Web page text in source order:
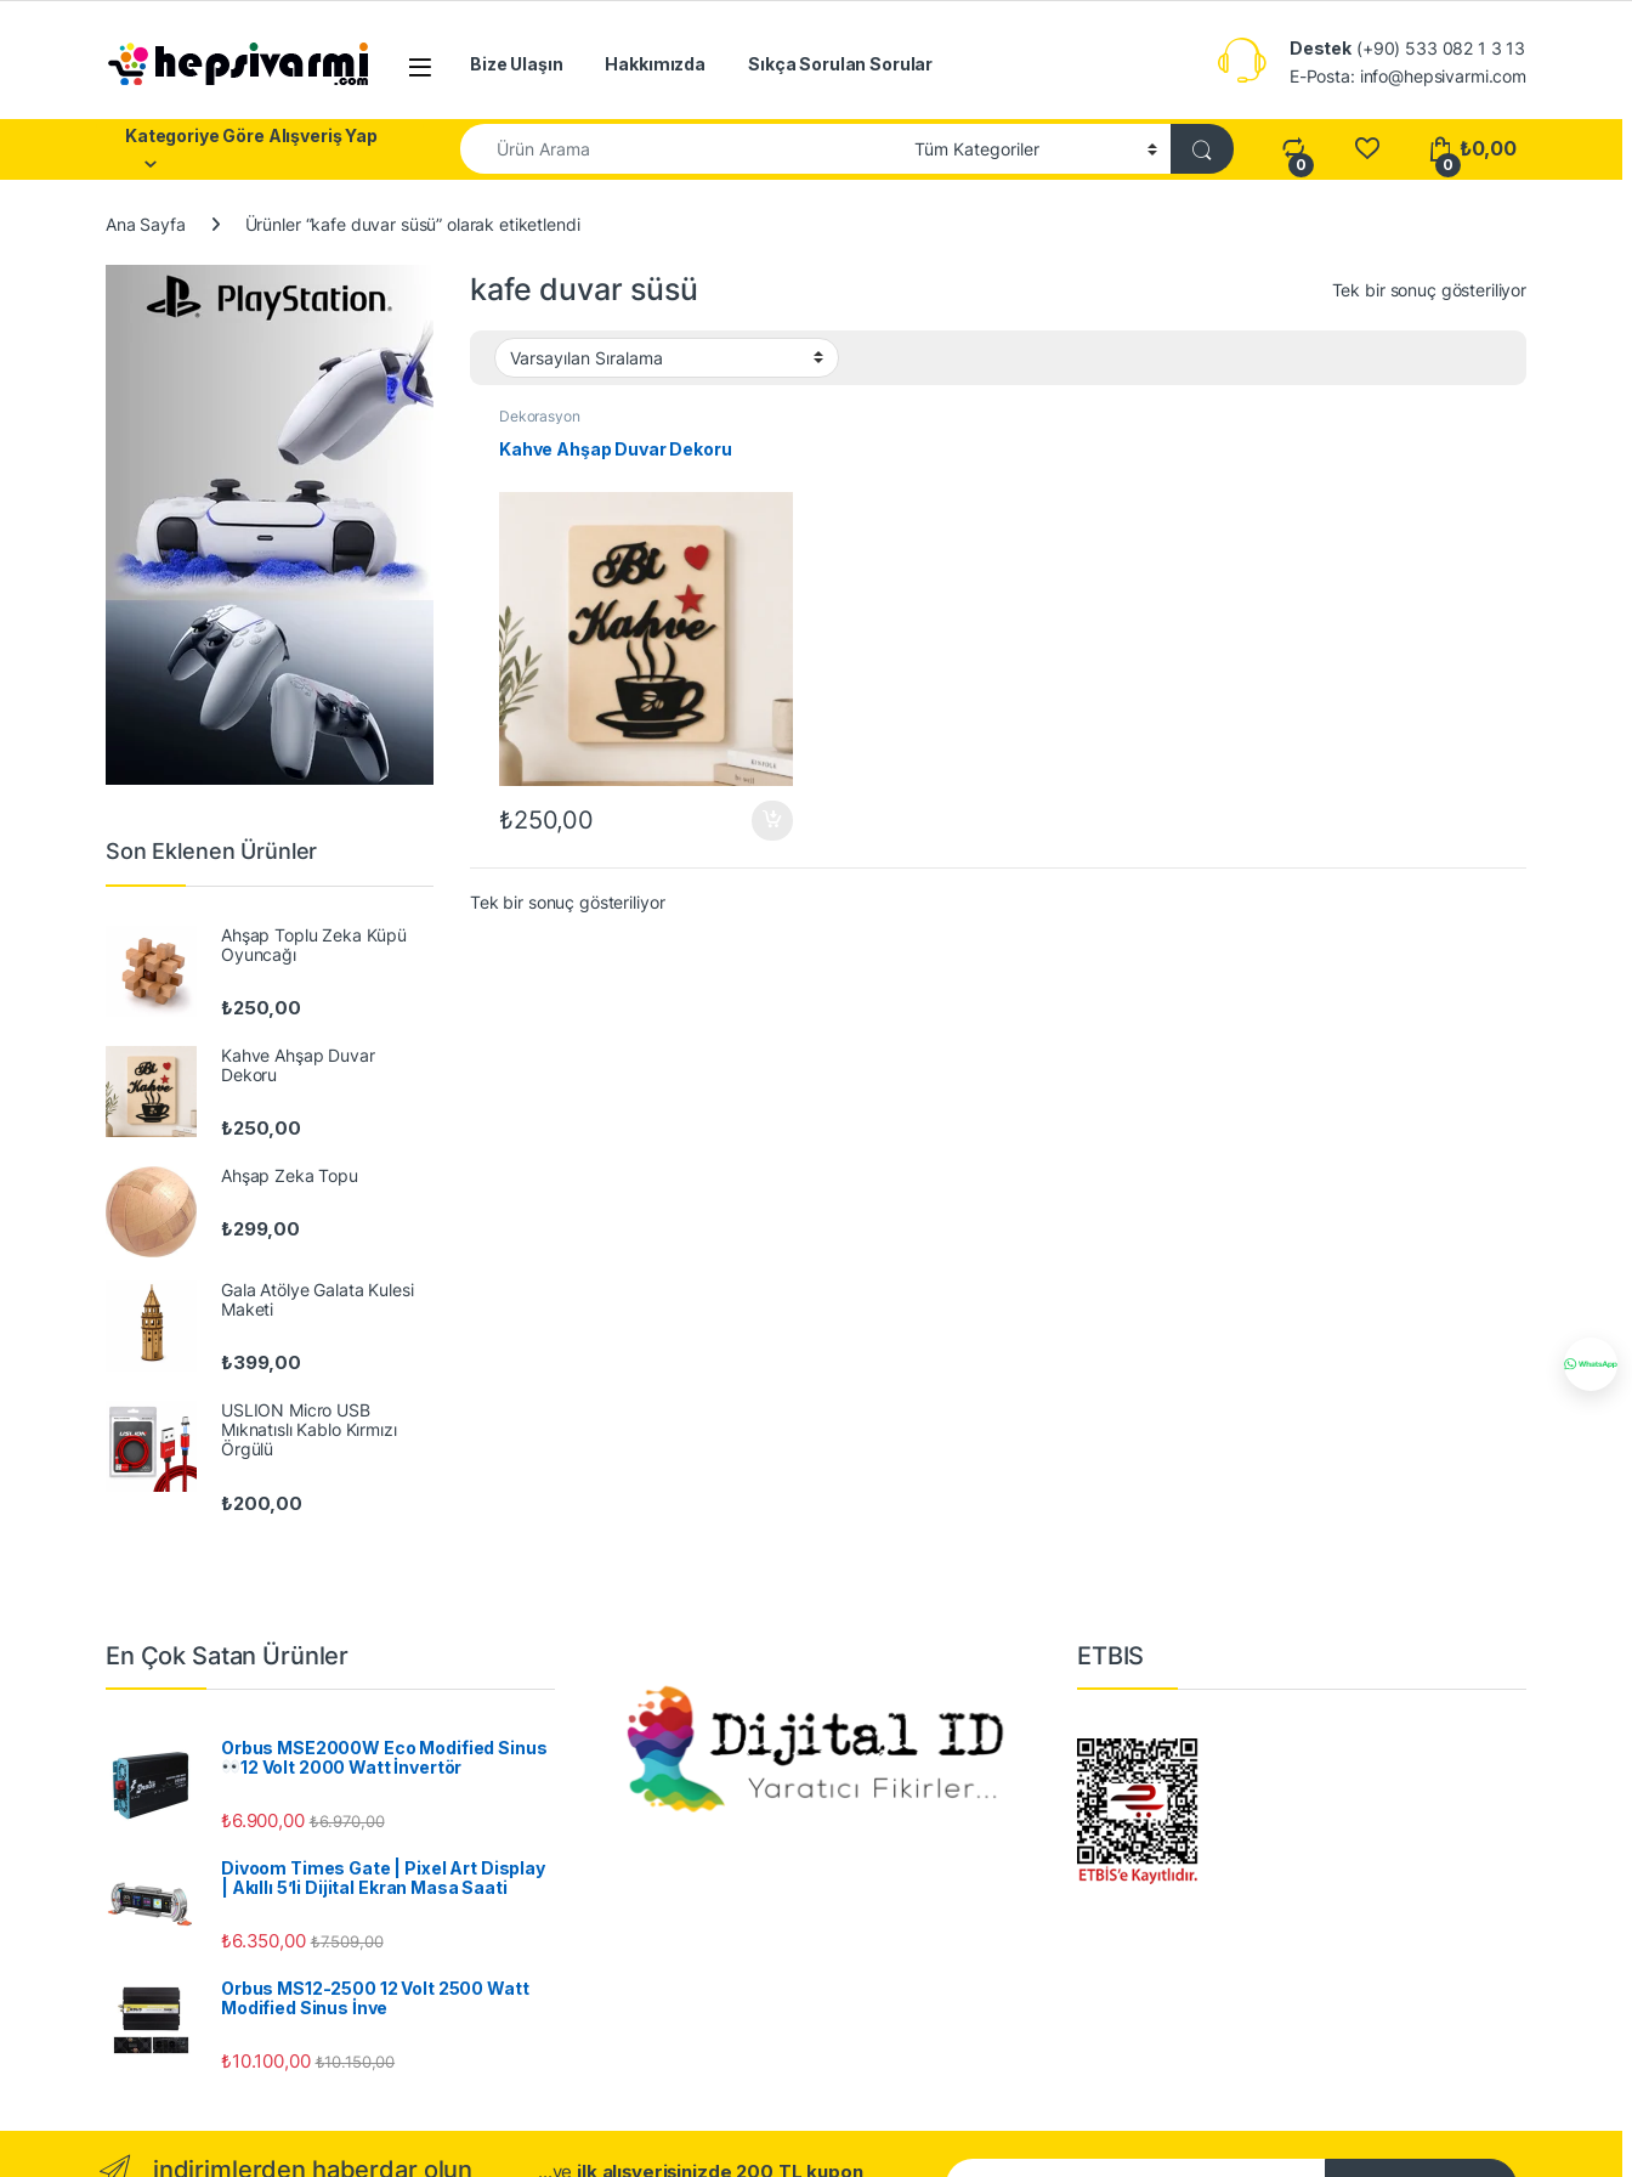
Bize Ulaşın Hakkımızda Sıkça Sorulan Sorular
Destek (+90) 533 082 1 3 13
E-Posta: info@hepsivarmi.com
Kategoriye Göre Alışveriş Yap Search for:
0 0
₺0,00
Ana Sayfa Ürünler “kafe duvar süsü” olarak etiketlendi
kafe duvar süsü Tek bir sonuç gösteriliyor
Dekorasyon
Kahve Ahşap Duvar Dekoru
₺250,00
Tek bir sonuç gösteriliyor
Son Eklenen Ürünler
Ahşap Toplu Zeka Küpü
Oyuncağı
₺250,00
Kahve Ahşap Duvar
Dekoru
₺250,00
Ahşap Zeka Topu
₺299,00
Gala Atölye Galata Kulesi
Maketi
₺399,00
USLION Micro USB
Mıknatıslı Kablo Kırmızı
Örgülü
₺200,00
En Çok Satan Ürünler
Orbus MSE2000W Eco Modified Sinus
12 Volt 2000 Watt İnvertör
₺6.900,00 ₺6.970,00
Divoom Times Gate | Pixel Art Display
| Akıllı 5’li Dijital Ekran Masa Saati
₺6.350,00 ₺7.509,00
Orbus MS12-2500 12 Volt 2500 Watt
Modified Sinus İnve
₺10.100,00 ₺10.150,00
ETBIS
indirimlerden haberdar olun ...ve ilk alışverişinizde 200 TL kupon